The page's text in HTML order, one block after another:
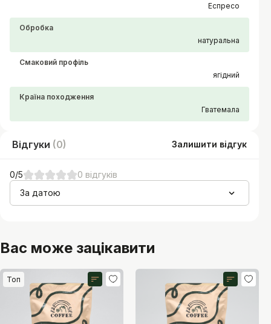
Еспресо
Обробка
натуральна
Смаковий профіль
ягідний
Країна походження
Гватемала
Відгуки (0) Залишити відгук
0/5 0 відгуків
За датою
Вас може зацікавити
Топ
Рівень кислотності
5
Рівень гіркоти
7
Рівень кислотності
7
Рівень гіркоти